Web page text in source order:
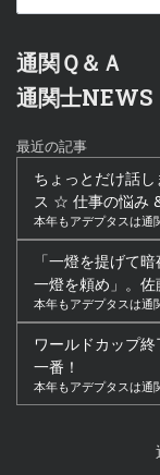
通関Ｑ＆Ａ
通関士NEWS
最近の記事
ちょっとだけ話
ス ☆ 仕事の悩み
本年もアデプタスは通
「一燈を提げて
一燈を頼め」。
本年もアデプタスは通
ワールドカップ
一番！
本年もアデプタスは通